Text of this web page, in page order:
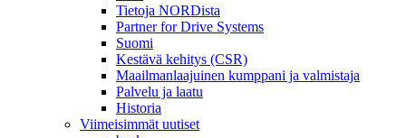
Tietoja NORDista
Partner for Drive Systems
Suomi
Kestävä kehitys (CSR)
Maailmanlaajuinen kumppani ja valmistaja
Palvelu ja laatu
Historia
Viimeisimmät uutiset